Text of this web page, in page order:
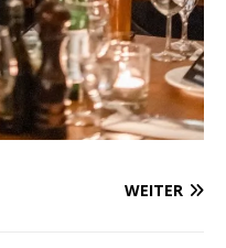
WEITER